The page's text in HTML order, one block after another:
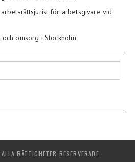
för arbetsgivare vid
omsorg i Stockholm
RÄTTIGHETER RESERVERADE.